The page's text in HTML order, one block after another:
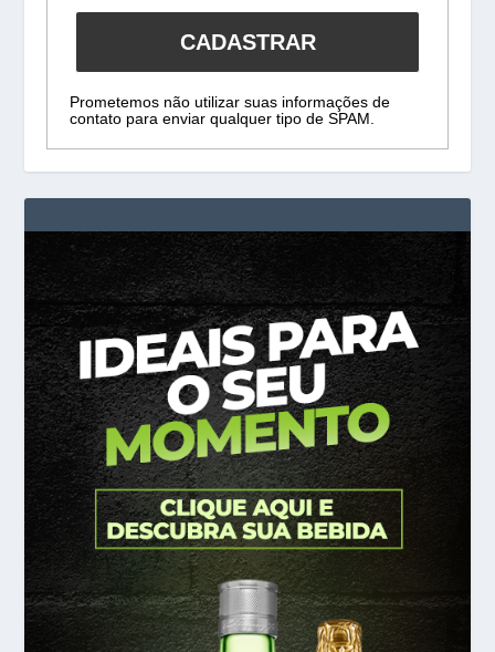
CADASTRAR
Prometemos não utilizar suas informações de
contato para enviar qualquer tipo de SPAM.